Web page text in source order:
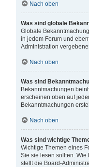
Nach oben
Was sind globale
Globale
in jedem Forum und
Administration
Nach oben
Was sind
Bekanntmachungen
erscheinen oben auf
Bekanntmachungen
Nach oben
Was sind wichtige
Wichtige Themen eines
Sie sie lesen sollten.
stellt die Board-